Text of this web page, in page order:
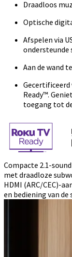
Draadloos
Optische
Afspelen via
ondersteunde
Aan de wand
Gecertificeerd
Ready™.
toegang tot
Compacte 2.1-
met draadloze
HDMI (ARC/CEC)-
en bediening van